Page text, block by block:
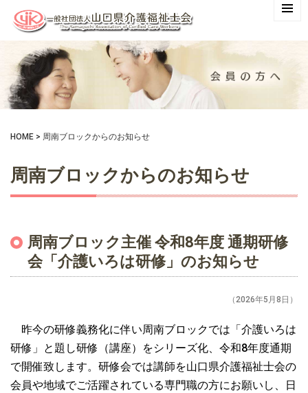
HOME > 周南ブロックからのお知らせ
周南ブロックからのお知らせ
周南ブロック主催 令和8年度 通期研修
会「介護いろは研修」のお知らせ
（2026年5月8日）
昨今の研修義務化に伴い周南ブロックでは「介護いろは
研修」と題し研修（講座）をシリーズ化、令和8年度通期
で開催致します。研修会では講師を山口県介護福祉士会の
会員や地域でご活躍されている専門職の方にお願いし、日